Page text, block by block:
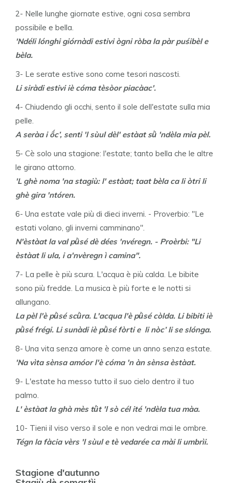
2- Nelle lunghe giornate estive, ogni cosa sembra
possibile e bella.
'Ndéli lónghi giórnàdi estivi ògni ròba la pàr puśibèl e
bèla.
3- Le serate estive sono come tesori nascosti.
Li siràdi estivi iè cóma tèsòor piacàac'.
4- Chiudendo gli occhi, sento il sole dell'estate sulla mia
pelle.
A seràa i ṍc’, senti 'l sùul dèl' estàat sǜ 'ndèla mia pèl.
5- Cè solo una stagione: l'estate; tanto bella che le altre
le girano attorno.
'L ghè noma 'na stagiù: l' estàat; taat bèla ca li òtri li
ghè gira 'ntóren.
6- Una estate vale più di dieci inverni. - Proverbio: "Le
estati volano, gli inverni camminano".
N'èstàat la val pǜsé dè dées 'nvéregn. - Proèrbi: "Li
èstàat li ula, i a'nvèregn ì camina".
7- La pelle è più scura. L'acqua è più calda. Le bibite
sono più fredde. La musica è più forte e le notti si
allungano.
La pèl l'è pǜsé scǜra. L'acqua l'è pǜsé còlda. Li bibiti iè
pǜsé frégi. Li sunàdi iè pǜsé fòrti e li nòc’ li se slónga.
8- Una vita senza amore è come un anno senza estate.
'Na vìta sènsa amóor l'è cóma 'n àn sènsa èstàat.
9- L'estate ha messo tutto il suo cielo dentro il tuo
palmo.
L' èstàat la ghà mès tǜt 'l sò cél ité 'ndèla tua màa.
10- Tieni il viso verso il sole e non vedrai mai le ombre.
Tégn la fàcia vèrs 'l sùul e tè vedarée ca mài li umbrìi.
Stagione d'autunno